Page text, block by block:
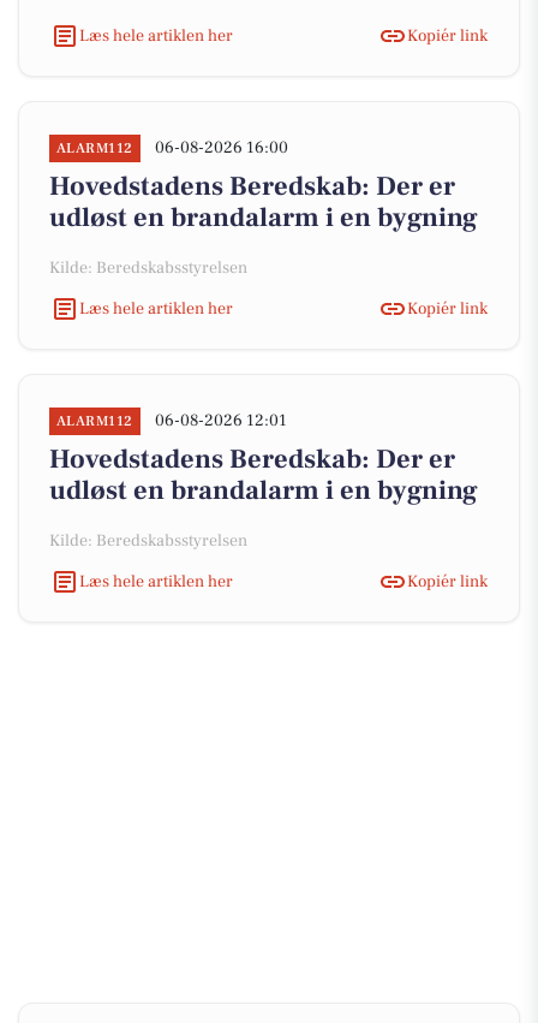
Læs hele artiklen her Kopiér link
ALARM112 06-08-2026 16:00
Hovedstadens Beredskab: Der er
udløst en brandalarm i en bygning
Kilde: Beredskabsstyrelsen
Læs hele artiklen her
Kopiér link
ALARM112 06-08-2026 12:01
Hovedstadens Beredskab: Der er
udløst en brandalarm i en bygning
Kilde: Beredskabsstyrelsen
Læs hele artiklen her
Kopiér link